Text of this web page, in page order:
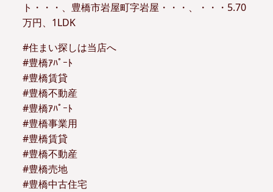
ト・・・、豊橋市岩屋町字岩屋・・・、・・・5.70
万円、1LDK
#住まい探しは当店へ
#豊橋ｱﾊﾟｰﾄ
#豊橋賃貸
#豊橋不動産
#豊橋ｱﾊﾟｰﾄ
#豊橋事業用
#豊橋賃貸
#豊橋不動産
#豊橋売地
#豊橋中古住宅